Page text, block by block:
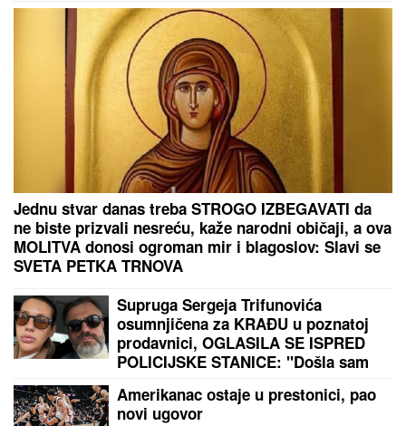
LANČANI SUDAR NA GAZELIJedna osoba odmah
prevezena u bolnicu, stvaraju se gužve
DOK VATRA NE STANE, ONI NE
STAJU:Hrabri pripadnici MUP-a u
borbi sa vatrenom stihijom iznad
Deliblatske peščare (VIDEO)